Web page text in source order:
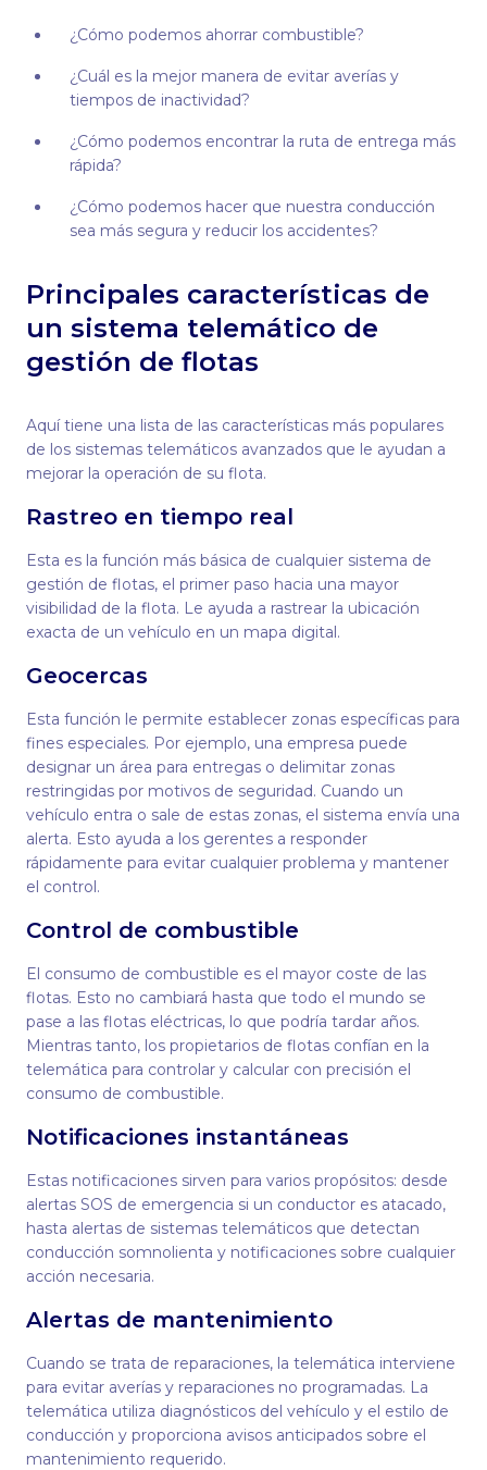
¿Cómo podemos ahorrar combustible?
¿Cuál es la mejor manera de evitar averías y
tiempos de inactividad?
¿Cómo podemos encontrar la ruta de entrega más
rápida?
¿Cómo podemos hacer que nuestra conducción
sea más segura y reducir los accidentes?
Principales características de
un sistema telemático de
gestión de flotas
Aquí tiene una lista de las características más populares
de los sistemas telemáticos avanzados que le ayudan a
mejorar la operación de su flota.
Rastreo en tiempo real
Esta es la función más básica de cualquier sistema de
gestión de flotas, el primer paso hacia una mayor
visibilidad de la flota. Le ayuda a rastrear la ubicación
exacta de un vehículo en un mapa digital.
Geocercas
Esta función le permite establecer zonas específicas para
fines especiales. Por ejemplo, una empresa puede
designar un área para entregas o delimitar zonas
restringidas por motivos de seguridad. Cuando un
vehículo entra o sale de estas zonas, el sistema envía una
alerta. Esto ayuda a los gerentes a responder
rápidamente para evitar cualquier problema y mantener
el control.
Control de combustible
El consumo de combustible es el mayor coste de las
flotas. Esto no cambiará hasta que todo el mundo se
pase a las flotas eléctricas, lo que podría tardar años.
Mientras tanto, los propietarios de flotas confían en la
telemática para controlar y calcular con precisión el
consumo de combustible.
Notificaciones instantáneas
Estas notificaciones sirven para varios propósitos: desde
alertas SOS de emergencia si un conductor es atacado,
hasta alertas de sistemas telemáticos que detectan
conducción somnolienta y notificaciones sobre cualquier
acción necesaria.
Alertas de mantenimiento
Cuando se trata de reparaciones, la telemática interviene
para evitar averías y reparaciones no programadas. La
telemática utiliza diagnósticos del vehículo y el estilo de
conducción y proporciona avisos anticipados sobre el
mantenimiento requerido.